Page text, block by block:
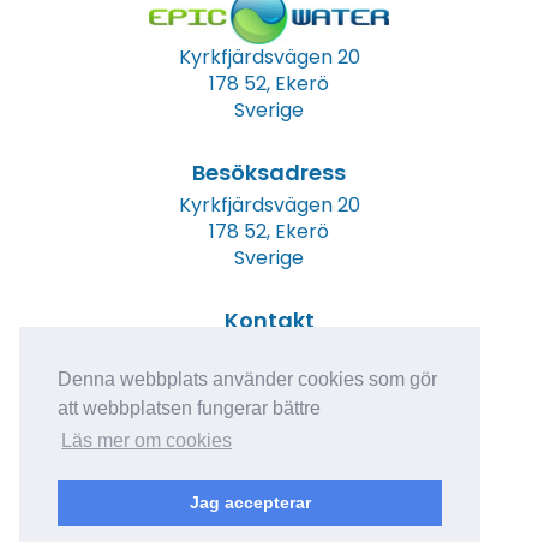
Denna webbplats använder cookies som gör
att webbplatsen fungerar bättre
Läs mer om cookies
Jag accepterar
Kyrkfjärdsvägen 20
178 52, Ekerö
Sverige
Besöksadress
Kyrkfjärdsvägen 20
178 52, Ekerö
Sverige
Kontakt
E-post:info@epicwater.se